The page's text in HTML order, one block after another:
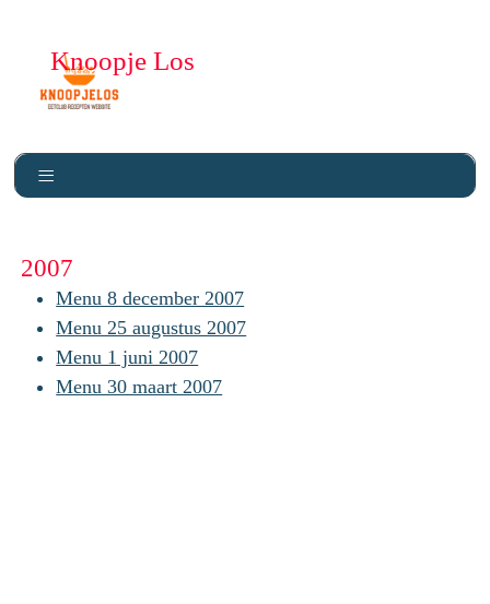
Knoopje Los
2007
Menu 8 december 2007
Menu 25 augustus 2007
Menu 1 juni 2007
Menu 30 maart 2007